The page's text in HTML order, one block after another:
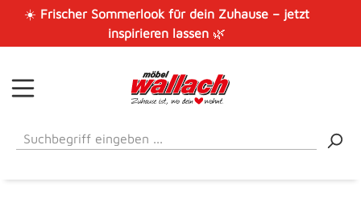
Zum Hauptinhalt springen
☀️ Frischer Sommerlook für dein Zuhause – jetzt
inspirieren lassen🌿